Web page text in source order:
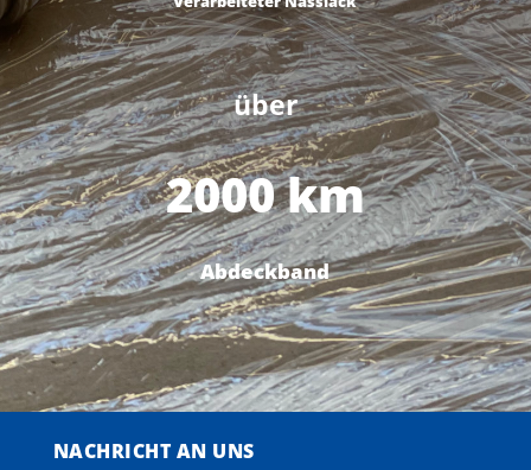
über
2000 km
Abdeckband
NACHRICHT AN UNS